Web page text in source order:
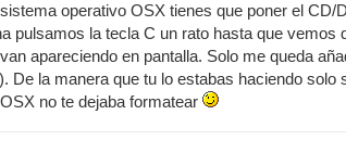
operativo OSX tienes que poner el
pulsamos la tecla C un rato hasta que
apareciendo en pantalla. Solo me queda
De la manera que tu lo estabas haciendo solo
no te dejaba formatear